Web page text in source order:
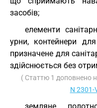
засобів;
елементи
урни, контейнери
призначене для
здійснюється без
( Статтю 1 доповнено
N 2301-